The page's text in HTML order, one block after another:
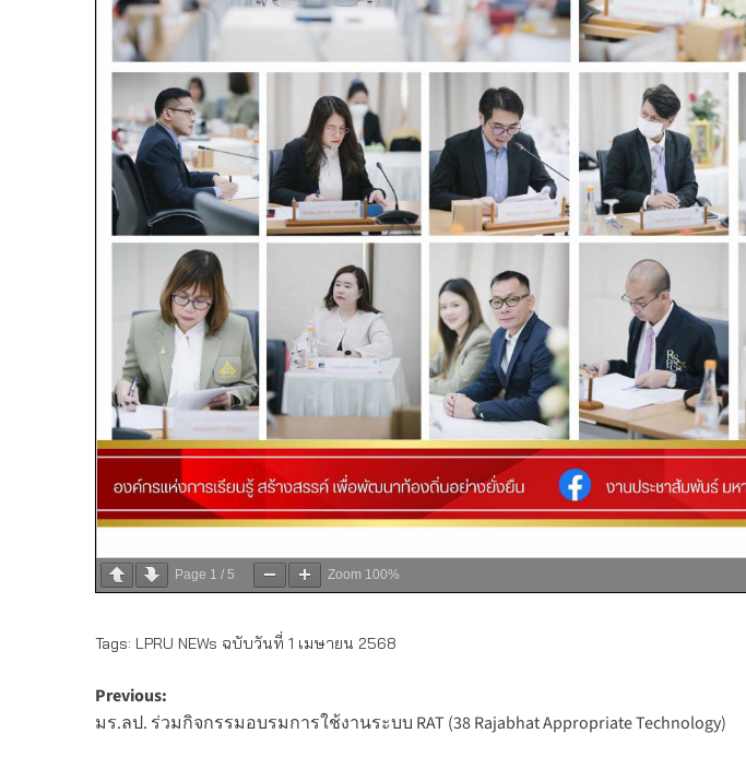
Page 1 / 5 Zoom 100%
Tags: LPRU NEWs ฉบับวันที่ 1 เมษายน 2568
Post
navigation
Previous:
มร.ลป. ร่วมกิจกรรมอบรมการใช้งานระบบ RAT (38 Rajabhat Appropriate Technology)